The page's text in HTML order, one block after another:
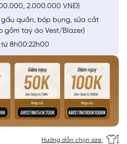
Hướng dẫn chọn size
2.000.000 VNĐ)
quần, bóp bụng, sửa cắt
gồm tay áo Vest/Blazer)
từ 8h00:22h00